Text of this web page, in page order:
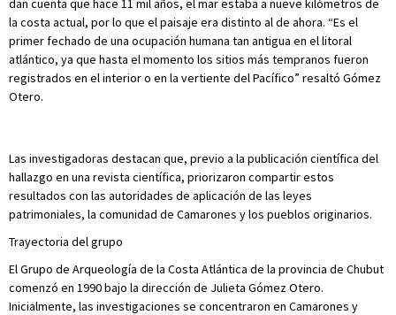
dan cuenta que hace 11 mil años, el mar estaba a nueve kilómetros de
la costa actual, por lo que el paisaje era distinto al de ahora. “Es el
primer fechado de una ocupación humana tan antigua en el litoral
atlántico, ya que hasta el momento los sitios más tempranos fueron
registrados en el interior o en la vertiente del Pacífico” resaltó Gómez
Otero.
Las investigadoras destacan que, previo a la publicación científica del
hallazgo en una revista científica, priorizaron compartir estos
resultados con las autoridades de aplicación de las leyes
patrimoniales, la comunidad de Camarones y los pueblos originarios.
Trayectoria del grupo
El Grupo de Arqueología de la Costa Atlántica de la provincia de Chubut
comenzó en 1990 bajo la dirección de Julieta Gómez Otero.
Inicialmente, las investigaciones se concentraron en Camarones y